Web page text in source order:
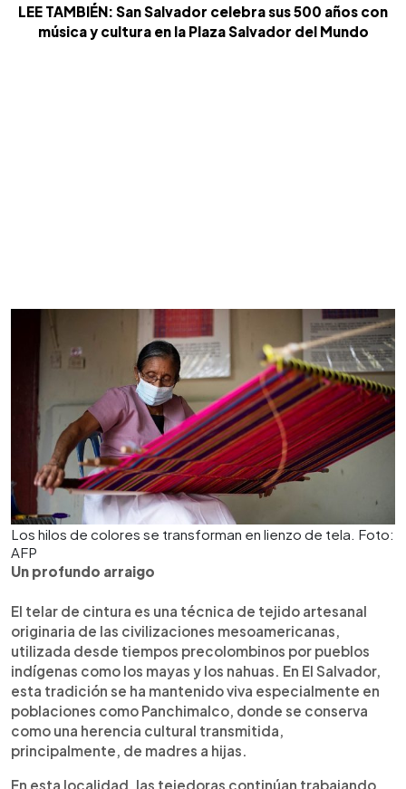
LEE TAMBIÉN: San Salvador celebra sus 500 años con
música y cultura en la Plaza Salvador del Mundo
Los hilos de colores se transforman en lienzo de tela. Foto:
AFP
Un profundo arraigo
El telar de cintura es una técnica de tejido artesanal
originaria de las civilizaciones mesoamericanas,
utilizada desde tiempos precolombinos por pueblos
indígenas como los mayas y los nahuas. En El Salvador,
esta tradición se ha mantenido viva especialmente en
poblaciones como Panchimalco, donde se conserva
como una herencia cultural transmitida,
principalmente, de madres a hijas.
En esta localidad, las tejedoras continúan trabajando